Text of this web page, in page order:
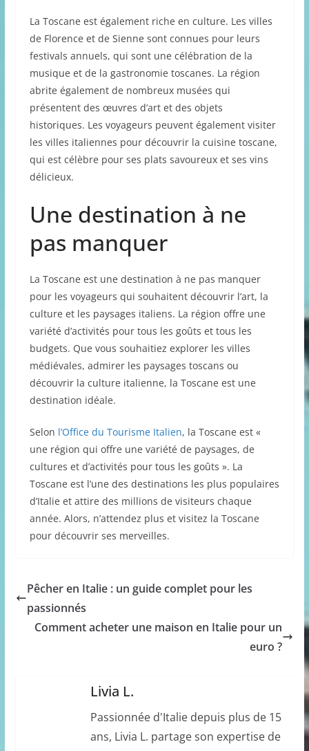
La Toscane est également riche en culture. Les villes
de Florence et de Sienne sont connues pour leurs
festivals annuels, qui sont une célébration de la
musique et de la gastronomie toscanes. La région
abrite également de nombreux musées qui
présentent des œuvres d’art et des objets
historiques. Les voyageurs peuvent également visiter
les villes italiennes pour découvrir la cuisine toscane,
qui est célèbre pour ses plats savoureux et ses vins
délicieux.
Une destination à ne
pas manquer
La Toscane est une destination à ne pas manquer
pour les voyageurs qui souhaitent découvrir l’art, la
culture et les paysages italiens. La région offre une
variété d’activités pour tous les goûts et tous les
budgets. Que vous souhaitiez explorer les villes
médiévales, admirer les paysages toscans ou
découvrir la culture italienne, la Toscane est une
destination idéale.
Selon l’Office du Tourisme Italien, la Toscane est «
une région qui offre une variété de paysages, de
cultures et d’activités pour tous les goûts ». La
Toscane est l’une des destinations les plus populaires
d’Italie et attire des millions de visiteurs chaque
année. Alors, n’attendez plus et visitez la Toscane
pour découvrir ses merveilles.
Pêcher en Italie : un guide complet pour les
passionnés
Comment acheter une maison en Italie pour un
euro ?
Livia L.
Passionnée d'Italie depuis plus de 15
ans, Livia L. partage son expertise de